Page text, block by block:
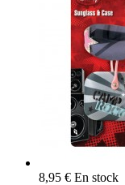
8,95 € En stock